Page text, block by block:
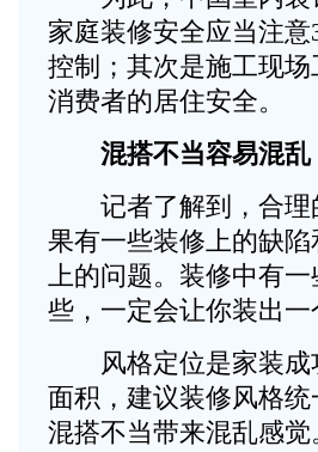
家庭装修安全应当注
控制；其次是施工现
消费者的居住安全。
混搭不当容易混乱
记者了解到，合理
果有一些装修上的缺
上的问题。装修中有
些，一定会让你装出
风格定位是家装成
面积，建议装修风格
混搭不当带来混乱感觉